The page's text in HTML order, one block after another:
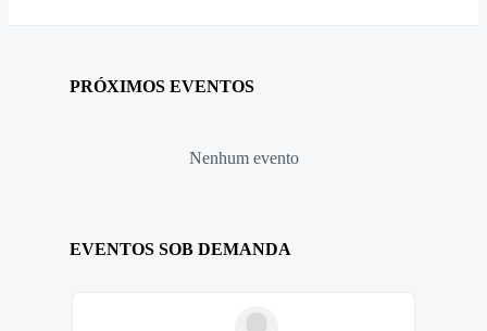
PRÓXIMOS EVENTOS
Nenhum evento
EVENTOS SOB DEMANDA